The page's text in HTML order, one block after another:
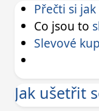
Přečti si
Co jsou to
Slevové
Jak ušetřit